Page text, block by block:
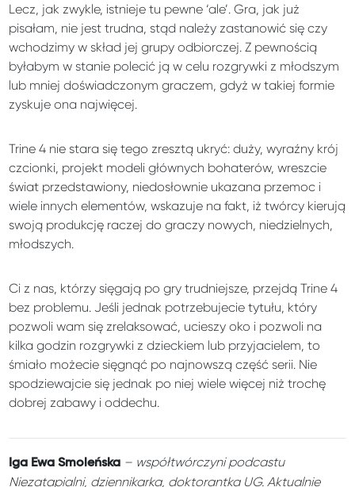
Lecz, jak zwykle, istnieje tu pewne ‘ale’. Gra, jak już
pisałam, nie jest trudna, stąd należy zastanowić się czy
wchodzimy w skład jej grupy odbiorczej. Z pewnością
byłabym w stanie polecić ją w celu rozgrywki z młodszym
lub mniej doświadczonym graczem, gdyż w takiej formie
zyskuje ona najwięcej.
Trine 4 nie stara się tego zresztą ukryć: duży, wyraźny krój
czcionki, projekt modeli głównych bohaterów, wreszcie
świat przedstawiony, niedosłownie ukazana przemoc i
wiele innych elementów, wskazuje na fakt, iż twórcy kierują
swoją produkcję raczej do graczy nowych, niedzielnych,
młodszych.
Ci z nas, którzy sięgają po gry trudniejsze, przejdą Trine 4
bez problemu. Jeśli jednak potrzebujecie tytułu, który
pozwoli wam się zrelaksować, ucieszy oko i pozwoli na
kilka godzin rozgrywki z dzieckiem lub przyjacielem, to
śmiało możecie sięgnąć po najnowszą część serii. Nie
spodziewajcie się jednak po niej wiele więcej niż trochę
dobrej zabawy i oddechu.
Iga Ewa Smoleńska – współtwórczyni podcastu
Niezatapialni, dziennikarka, doktorantka UG. Aktualnie